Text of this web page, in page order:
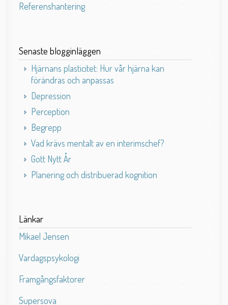
Referenshantering
Senaste blogginläggen
Hjärnans plasticitet: Hur vår hjärna kan
förändras och anpassas
Depression
Perception
Begrepp
Vad krävs mentalt av en interimschef?
Gott Nytt År
Planering och distribuerad kognition
Länkar
Mikael Jensen
Vardagspsykologi
Framgångsfaktorer
Supersova